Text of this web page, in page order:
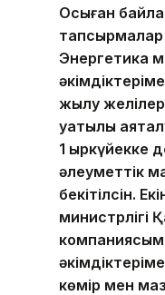
Осыған
тапсырмалар
Энергетика
жылу
уақтылы
1 қыркүйекке
әлеуметтік
бекітілсін.
министрлігі
көмір мен